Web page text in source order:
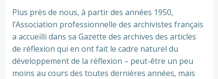
Plus près de nous, à partir des années 1950,
l’Association professionnelle des archivistes français
a accueilli dans sa Gazette des archives des articles
de réflexion qui en ont fait le cadre naturel du
développement de la réflexion – peut-être un peu
moins au cours des toutes dernières années, mais